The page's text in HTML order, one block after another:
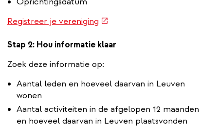
Registreer je vereniging (externe
Stap 2: Hou informatie klaar
Zoek deze informatie op:
Aantal leden en hoeveel daarvan in Leuven
wonen
Aantal activiteiten in de afgelopen 12 maanden
en hoeveel daarvan in Leuven plaatsvonden